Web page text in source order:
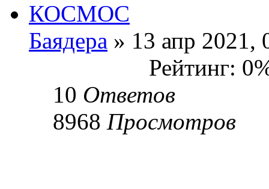
КОСМОС
Баядера » 13 апр 2021,
Рейтинг:
10 Ответов
8968 Просмотров